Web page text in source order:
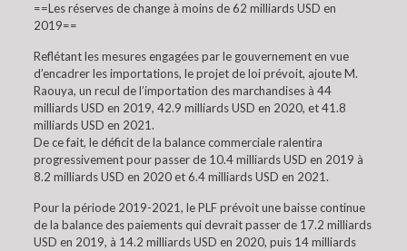
==Les réserves de change à moins de 62 milliards USD en
2019==
Reflétant les mesures engagées par le gouvernement en vue
d’encadrer les importations, le projet de loi prévoit, ajoute M.
Raouya, un recul de l’importation des marchandises à 44
milliards USD en 2019, 42.9 milliards USD en 2020, et 41.8
milliards USD en 2021.
De ce fait, le déficit de la balance commerciale ralentira
progressivement pour passer de 10.4 milliards USD en 2019 à
8.2 milliards USD en 2020 et 6.4 milliards USD en 2021.
Pour la période 2019-2021, le PLF prévoit une baisse continue
de la balance des paiements qui devrait passer de 17.2 milliards
USD en 2019, à 14.2 milliards USD en 2020, puis 14 milliards